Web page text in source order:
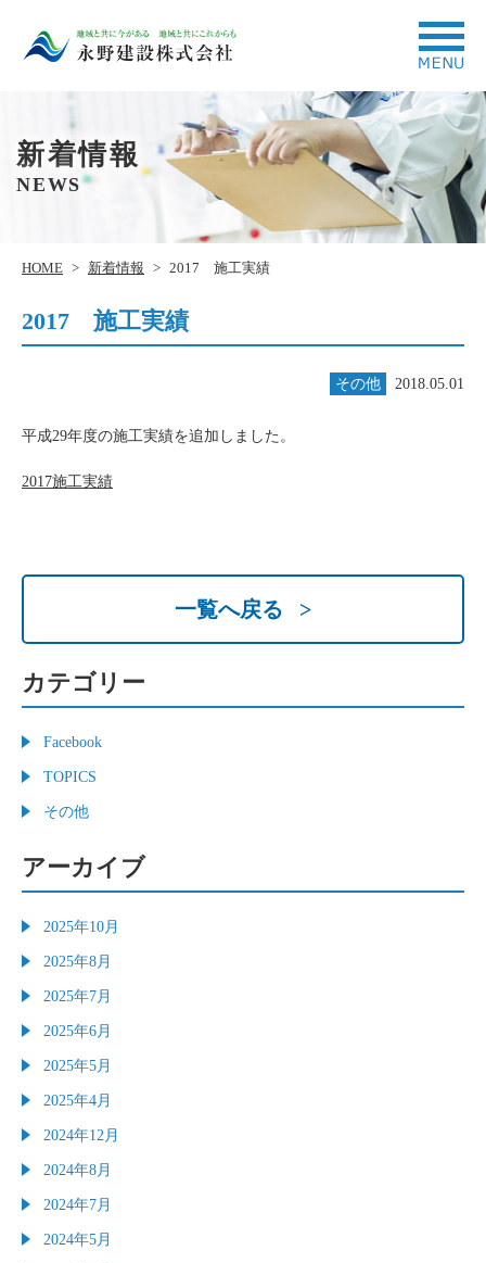
新着情報
NEWS
HOME > 新着情報 > 2017 施工実績
2017 施工実績
その他 2018.05.01
平成29年度の施工実績を追加しました。
2017施工実績
一覧へ戻る >
カテゴリー
Facebook
TOPICS
その他
アーカイブ
2025年10月
2025年8月
2025年7月
2025年6月
2025年5月
2025年4月
2024年12月
2024年8月
2024年7月
2024年5月